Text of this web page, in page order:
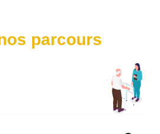
parcours